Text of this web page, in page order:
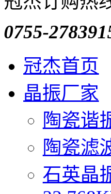
0755-
冠杰首页
晶振厂家
陶瓷谐
陶瓷滤
石英晶